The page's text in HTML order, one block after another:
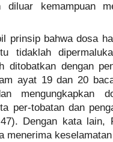
diluar kemampuan
prinsip bahwa dosa
tidaklah
ditobatkan dengan
ayat 19 dan 20
mengungkapkan
per-tobatan dan
Dengan kata lain,
menerima